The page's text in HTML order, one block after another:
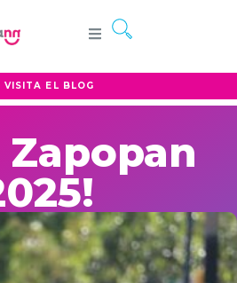
VISITA EL BLOG
Zapopan